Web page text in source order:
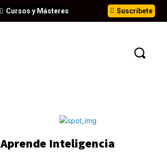
Suscríbete
Cursos y Másteres
Aprende Inteligencia